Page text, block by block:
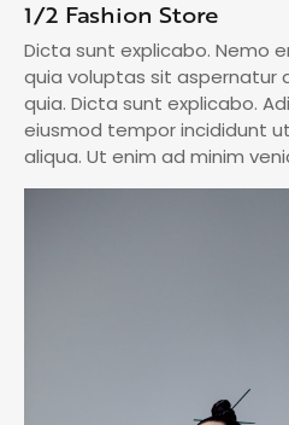
1/2 Fashion Store
Dicta sunt explicabo. Nemo
quia voluptas sit aspernatur
quia. Dicta sunt explicabo.
eiusmod tempor incididunt
aliqua. Ut enim ad minim